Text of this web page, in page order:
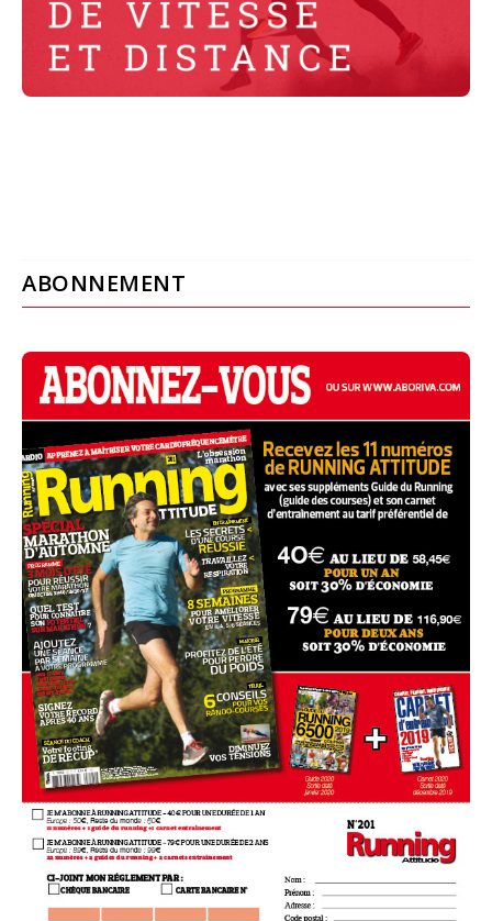
ABONNEMENT